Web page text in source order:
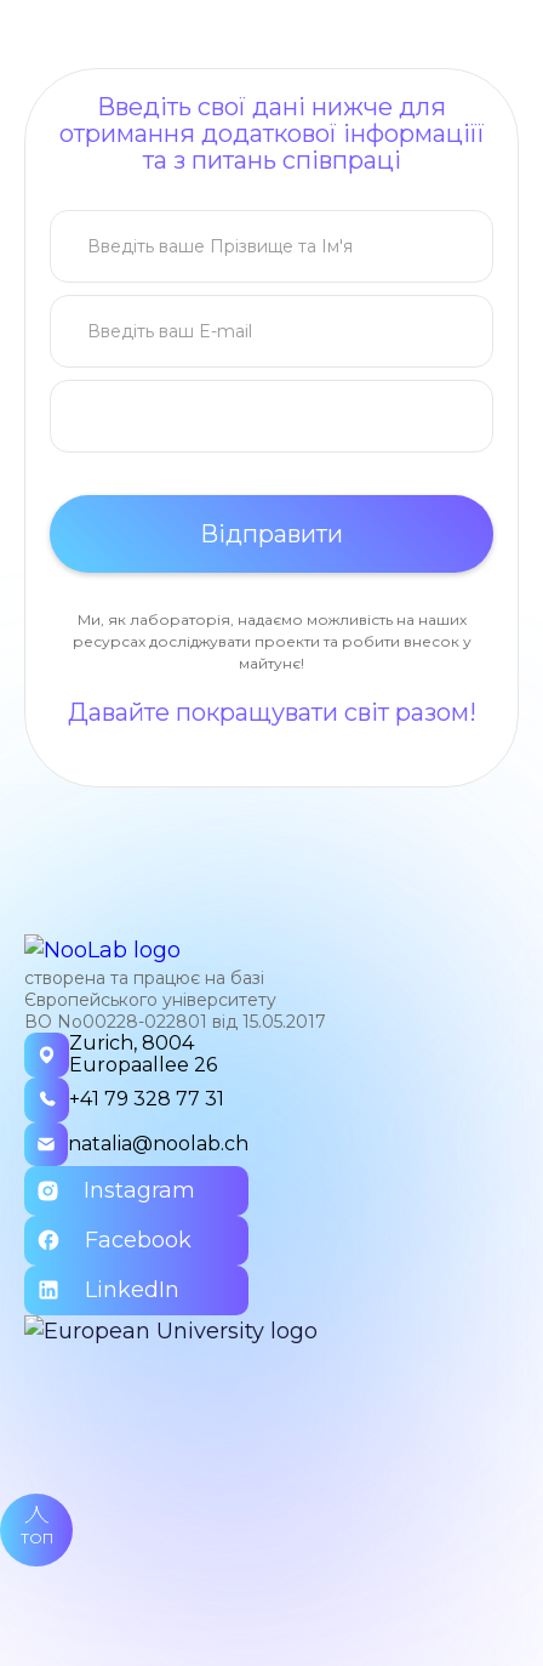
Введіть свої дані нижче для
отримання додаткової інформаціїї
та з питань співпраці
Ми, як лабораторія, надаємо можливість на наших
ресурсах досліджувати проекти та робити внесок у
майтунє!
Давайте покращувати світ разом!
створена та працює на базі
Європейського університету
ВО No00228-022801 від 15.05.2017
Zurich, 8004
Europaallee 26
+41 79 328 77 31
natalia@noolab.ch
Instagram
Facebook
LinkedIn
ТОП